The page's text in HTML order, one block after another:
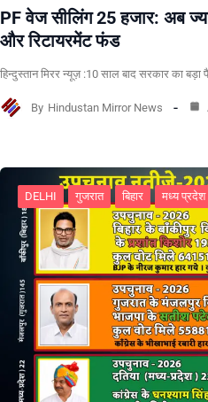
PF वेज सीलिंग 25 हजार: अब
और रिटायरमेंट फंड
हिन्दुस्तान मिरर न्यूज़ :10 साल बाद सरकार का
By Hindustan Mirror News
DELHI गुजरात बिहार मध्य प्रदेश